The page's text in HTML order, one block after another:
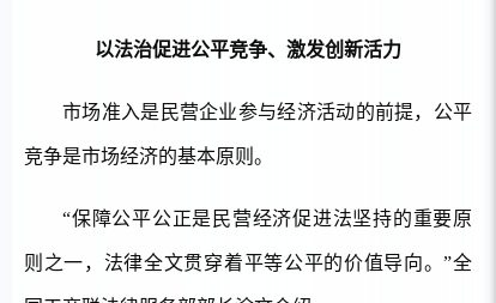
以法治促进公平竞争、激发创新活力
市场准入是民营企业参与经济活动的前提，公平
竞争是市场经济的基本原则。
“保障公平公正是民营经济促进法坚持的重要原
则之一，法律全文贯穿着平等公平的价值导向。”全